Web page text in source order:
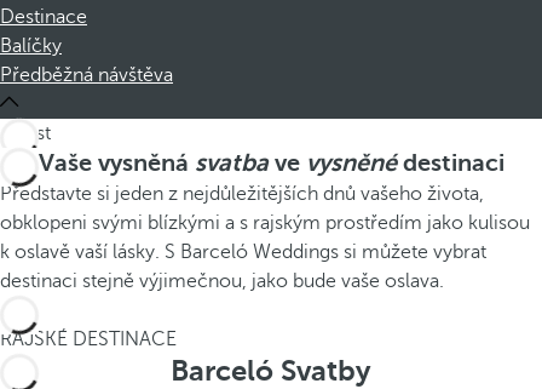
Destinace
Balíčky
Předběžná návštěva
Vaše vysněná svatbave vysněnédestinaci
Představte si jeden z nejdůležitějších dnů vašeho života,
obklopeni svými blízkými a s rajským prostředím jako kulisou
k oslavě vaší lásky. S Barceló Weddings si můžete vybrat
destinaci stejně výjimečnou, jako bude vaše oslava.
RAJSKÉ DESTINACE
Barceló Svatby